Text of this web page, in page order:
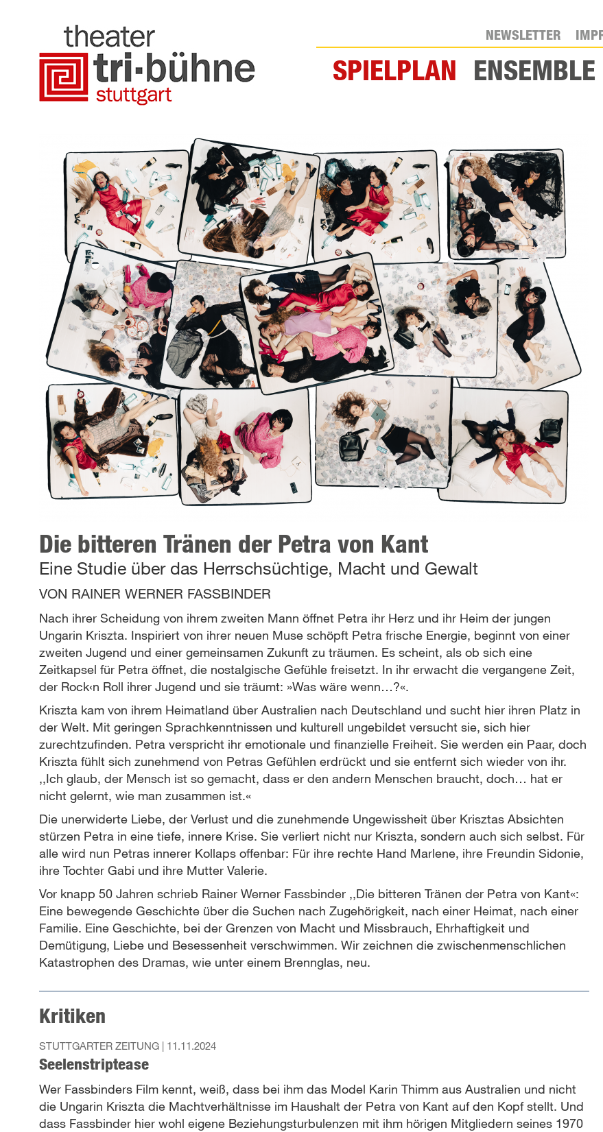
Inhalt
SPIELPLAN ENSEMBLE
NEWSLETTER
Die bitteren Tränen der Petra von Kant
Eine Studie über das Herrschsüchtige, Macht und Gewalt
VON RAINER WERNER FASSBINDER
Nach ihrer Scheidung von ihrem zweiten Mann öffnet Petra ihr Herz und ihr Heim der jungen
Ungarin Kriszta. Inspiriert von ihrer neuen Muse schöpft Petra frische Energie, beginnt von einer
zweiten Jugend und einer gemeinsamen Zukunft zu träumen. Es scheint, als ob sich eine
Zeitkapsel für Petra öffnet, die nostalgische Gefühle freisetzt. In ihr erwacht die vergangene Zeit,
der Rock‹n Roll ihrer Jugend und sie träumt: »Was wäre wenn…?«.
Kriszta kam von ihrem Heimatland über Australien nach Deutschland und sucht hier ihren Platz in
der Welt. Mit geringen Sprachkenntnissen und kulturell ungebildet versucht sie, sich hier
zurechtzufinden. Petra verspricht ihr emotionale und finanzielle Freiheit. Sie werden ein Paar, doch
Kriszta fühlt sich zunehmend von Petras Gefühlen erdrückt und sie entfernt sich wieder von ihr.
,,Ich glaub, der Mensch ist so gemacht, dass er den andern Menschen braucht, doch… hat er
nicht gelernt, wie man zusammen ist.«
Die unerwiderte Liebe, der Verlust und die zunehmende Ungewissheit über Krisztas Absichten
stürzen Petra in eine tiefe, innere Krise. Sie verliert nicht nur Kriszta, sondern auch sich selbst. Für
alle wird nun Petras innerer Kollaps offenbar: Für ihre rechte Hand Marlene, ihre Freundin Sidonie,
ihre Tochter Gabi und ihre Mutter Valerie.
Vor knapp 50 Jahren schrieb Rainer Werner Fassbinder ,,Die bitteren Tränen der Petra von Kant«:
Eine bewegende Geschichte über die Suchen nach Zugehörigkeit, nach einer Heimat, nach einer
Familie. Eine Geschichte, bei der Grenzen von Macht und Missbrauch, Ehrhaftigkeit und
Demütigung, Liebe und Besessenheit verschwimmen. Wir zeichnen die zwischenmenschlichen
Katastrophen des Dramas, wie unter einem Brennglas, neu.
Kritiken
STUTTGARTER ZEITUNG | 11.11.2024
Seelenstriptease
Wer Fassbinders Film kennt, weiß, dass bei ihm das Model Karin Thimm aus Australien und nicht
die Ungarin Kriszta die Machtverhältnisse im Haushalt der Petra von Kant auf den Kopf stellt. Und
dass Fassbinder hier wohl eigene Beziehungsturbulenzen mit ihm hörigen Mitgliedern seines 1970